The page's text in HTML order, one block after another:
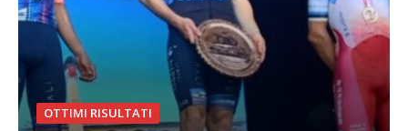
OTTIMI RISULTATI